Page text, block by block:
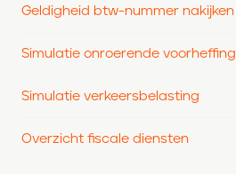
Geldigheid btw-nummer nakijken
Simulatie onroerende voorheffing
Simulatie verkeersbelasting
Overzicht fiscale diensten